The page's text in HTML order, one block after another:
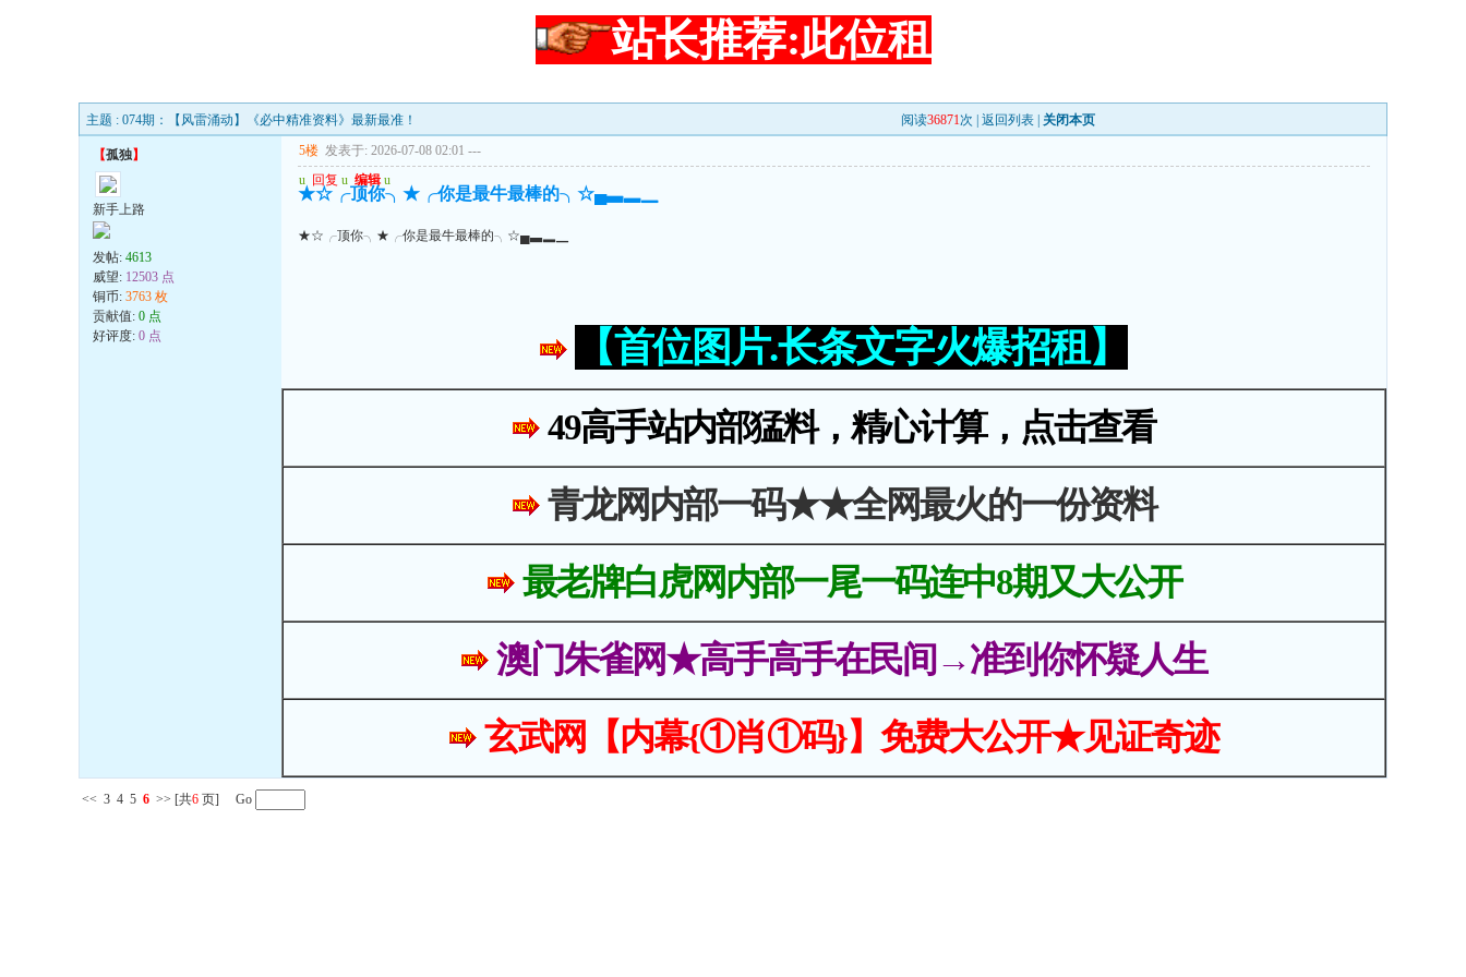
站长推荐:此位租
主题 : 074期：【风雷涌动】《必中精准资料》最新最准！ 阅读36871次 | 返回列表 关闭本页
【孤独】
新手上路
发帖: 4613
威望: 12503 点
铜币: 3763 枚
贡献值: 0 点
好评度: 0 点
5楼 发表于: 2026-07-08 02:01 ---
u 回复 u 编辑 u
★☆╭顶你╮★╭你是最牛最棒的╮☆▄▃▂▁
★☆╭顶你╮★╭你是最牛最棒的╮☆▄▃▂▁
【首位图片.长条文字火爆招租】
49高手站内部猛料，精心计算，点击查看
青龙网内部一码★★全网最火的一份资料
最老牌白虎网内部一尾一码连中8期又大公开
澳门朱雀网★高手高手在民间→准到你怀疑人生
玄武网【内幕{①肖①码}】免费大公开★见证奇迹
<< 3 4 5 6 >> [共6 页] Go